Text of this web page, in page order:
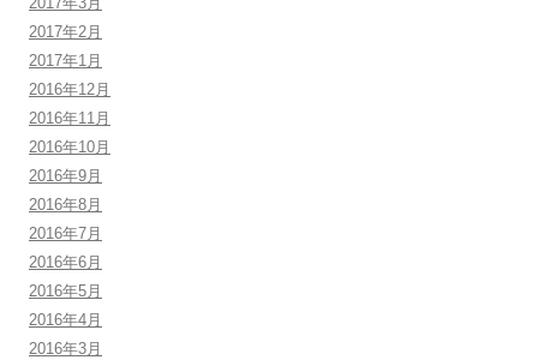
2017年2月
2017年1月
2016年12月
2016年11月
2016年10月
2016年9月
2016年8月
2016年7月
2016年6月
2016年5月
2016年4月
2016年3月